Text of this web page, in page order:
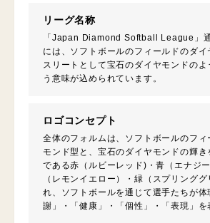
リーグ名称
「Japan Diamond Softball League」
には、ソフトボールのフィールドのダイ
スリートとして宝石のダイヤモンドのよ
う意味が込められています。
ロゴコンセプト
全体のフォルムは、ソフトボールのフィ
モンド型と、宝石のダイヤモンドの輝き
である赤（ルビーレッド)・青（エナジ
（レモンイエロー）・緑（スプリング
れ、ソフトボールを通じて選手たちが体
謝」・「健康」・「個性」・「表現」を